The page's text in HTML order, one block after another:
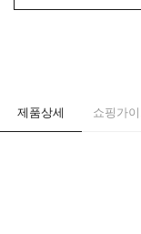
제품상세 쇼핑가